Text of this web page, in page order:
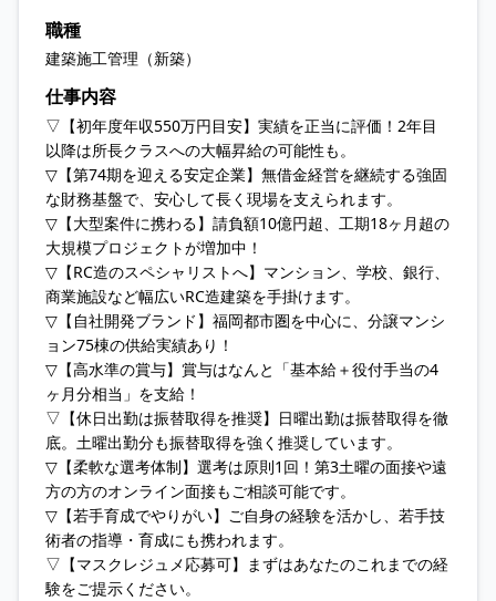
職種
建築施工管理（新築）
仕事内容
▽【初年度年収550万円目安】実績を正当に評価！2年目
以降は所長クラスへの大幅昇給の可能性も。
▽【第74期を迎える安定企業】無借金経営を継続する強固
な財務基盤で、安心して長く現場を支えられます。
▽【大型案件に携わる】請負額10億円超、工期18ヶ月超の
大規模プロジェクトが増加中！
▽【RC造のスペシャリストへ】マンション、学校、銀行、
商業施設など幅広いRC造建築を手掛けます。
▽【自社開発ブランド】福岡都市圏を中心に、分譲マンシ
ョン75棟の供給実績あり！
▽【高水準の賞与】賞与はなんと「基本給＋役付手当の4
ヶ月分相当」を支給！
▽【休日出勤は振替取得を推奨】日曜出勤は振替取得を徹
底。土曜出勤分も振替取得を強く推奨しています。
▽【柔軟な選考体制】選考は原則1回！第3土曜の面接や遠
方の方のオンライン面接もご相談可能です。
▽【若手育成でやりがい】ご自身の経験を活かし、若手技
術者の指導・育成にも携われます。
▽【マスクレジュメ応募可】まずはあなたのこれまでの経
験をご提示ください。